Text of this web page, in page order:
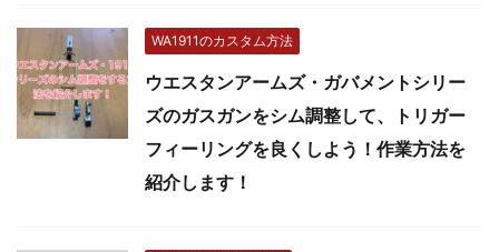
WA1911のカスタム方法
ウエスタンアームズ・ガバメントシリー
ズのガスガンをシム調整して、トリガー
フィーリングを良くしよう！作業方法を
紹介します！